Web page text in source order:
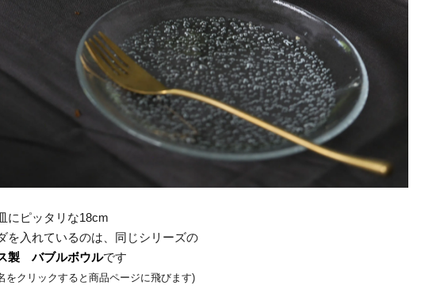
にピッタリな18cm
を入れているのは、同じシリーズの
製 バブルボウルです
をクリックすると商品ページに飛びます)